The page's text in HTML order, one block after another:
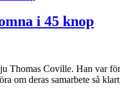
i 45 knop
Thomas Coville. Han var
om deras samarbete så